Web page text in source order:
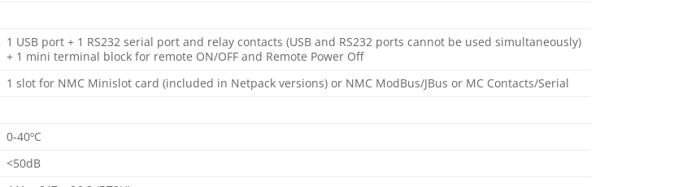
1 USB port + 1 RS232 serial port and relay contacts (USB and RS232 ports cannot be used simultaneously)
+ 1 mini terminal block for remote ON/OFF and Remote Power Off
1 slot for NMC Minislot card (included in Netpack versions) or NMC ModBus/JBus or MC Contacts/Serial
0-40ºC
<50dB